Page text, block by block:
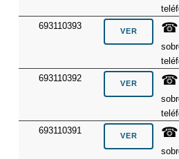
693110393
☎
693110392
☎
693110391
☎